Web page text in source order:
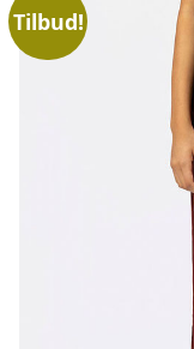
Tilbud!